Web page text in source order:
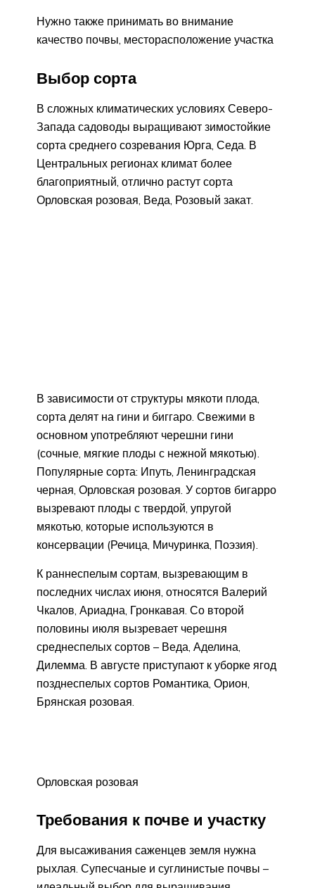
Нужно также принимать во внимание
качество почвы, месторасположение участка
Выбор сорта
В сложных климатических условиях Северо-
Запада садоводы выращивают зимостойкие
сорта среднего созревания Юрга, Седа. В
Центральных регионах климат более
благоприятный, отлично растут сорта
Орловская розовая, Веда, Розовый закат.
В зависимости от структуры мякоти плода,
сорта делят на гини и биггаро. Свежими в
основном употребляют черешни гини
(сочные, мягкие плоды с нежной мякотью).
Популярные сорта: Ипуть, Ленинградская
черная, Орловская розовая. У сортов бигарро
вызревают плоды с твердой, упругой
мякотью, которые используются в
консервации (Речица, Мичуринка, Поэзия).
К раннеспелым сортам, вызревающим в
последних числах июня, относятся Валерий
Чкалов, Ариадна, Гронкавая. Со второй
половины июля вызревает черешня
среднеспелых сортов – Веда, Аделина,
Дилемма. В августе приступают к уборке ягод
позднеспелых сортов Романтика, Орион,
Брянская розовая.
Орловская розовая
Требования к почве и участку
Для высаживания саженцев земля нужна
рыхлая. Супесчаные и суглинистые почвы –